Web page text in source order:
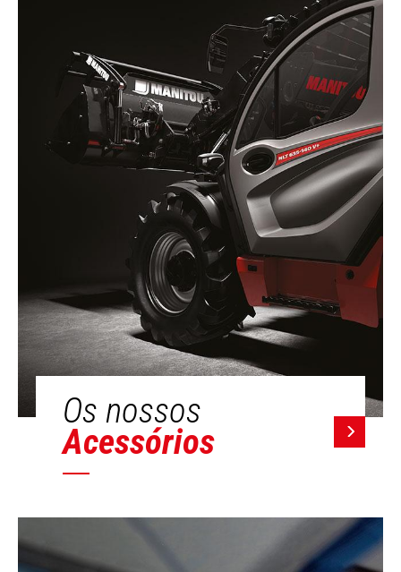
Os nossos
Acessórios